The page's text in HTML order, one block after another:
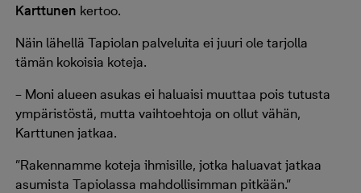
Karttunen kertoo.
Näin lähellä Tapiolan palveluita ei juuri ole tarjolla
tämän kokoisia koteja.
– Moni alueen asukas ei haluaisi muuttaa pois tutusta
ympäristöstä, mutta vaihtoehtoja on ollut vähän,
Karttunen jatkaa.
”Rakennamme koteja ihmisille, jotka haluavat jatkaa
asumista Tapiolassa mahdollisimman pitkään.”